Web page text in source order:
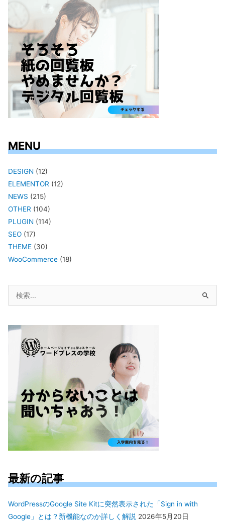
MENU
DESIGN (12)
ELEMENTOR (12)
NEWS (215)
OTHER (104)
PLUGIN (114)
SEO (17)
THEME (30)
WooCommerce (18)
象:
最新の記事
WordPressのGoogle Site Kitに突然表示された「Sign in with
Google」とは？新機能なのか詳しく解説 2026年5月20日